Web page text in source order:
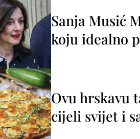
Sanja Musić
koju idealno
Ovu hrskavu
cijeli svijet i